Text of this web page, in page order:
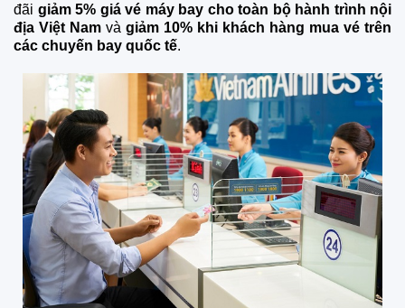
đãi giảm 5% giá vé máy bay cho toàn bộ hành trình nội
địa Việt Nam và giảm 10% khi khách hàng mua vé trên
các chuyến bay quốc tế.